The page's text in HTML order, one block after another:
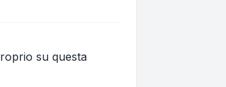
su questa